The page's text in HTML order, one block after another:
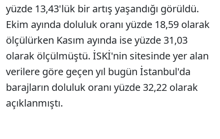
yüzde 13,43'lük bir artış yaşandığı görüldü.
Ekim ayında doluluk oranı yüzde 18,59 olarak
ölçülürken Kasım ayında ise yüzde 31,03
olarak ölçülmüştü. İSKİ'nin sitesinde yer alan
verilere göre geçen yıl bugün İstanbul'da
barajların doluluk oranı yüzde 32,22 olarak
açıklanmıştı.